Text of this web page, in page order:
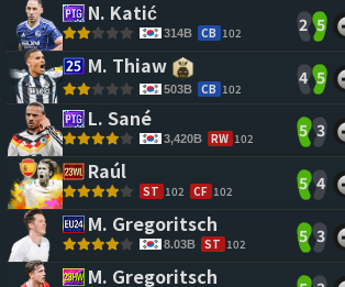
N. Katić
314B CB 102 2 5
M. Thiaw
503B CB 102
4 5
L. Sané
3,420B RW 102 5 3
Raúl
ST 102 CF 102 5 4
M. Gregoritsch
8.03B ST 102 5 3
M. Gregoritsch